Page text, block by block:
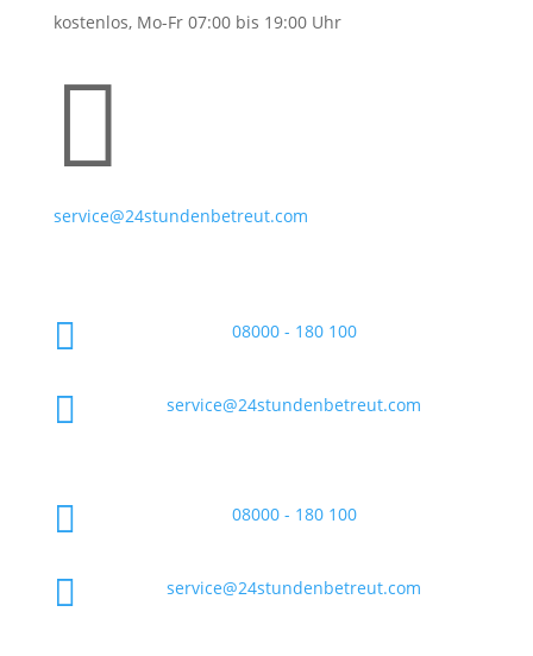
kostenlos, Mo-Fr 07:00 bis 19:00 Uhr

service@24stundenbetreut.com
 08000 - 180 100
 service@24stundenbetreut.com
 08000 - 180 100
 service@24stundenbetreut.com